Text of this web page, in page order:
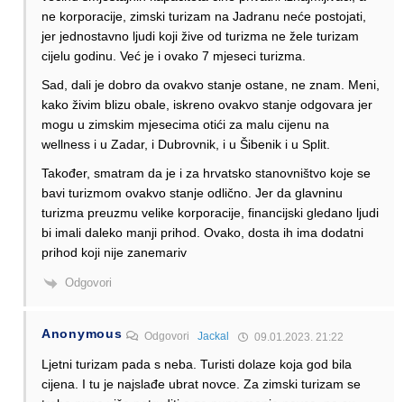
ne korporacije, zimski turizam na Jadranu neće postojati,
jer jednostavno ljudi koji žive od turizma ne žele turizam
cijelu godinu. Već je i ovako 7 mjeseci turizma.
Sad, dali je dobro da ovakvo stanje ostane, ne znam. Meni,
kako živim blizu obale, iskreno ovakvo stanje odgovara jer
mogu u zimskim mjesecima otići za malu cijenu na
wellness i u Zadar, i Dubrovnik, i u Šibenik i u Split.
Također, smatram da je i za hrvatsko stanovništvo koje se
bavi turizmom ovakvo stanje odlično. Jer da glavninu
turizma preuzmu velike korporacije, financijski gledano ljudi
bi imali daleko manji prihod. Ovako, dosta ih ima dodatni
prihod koji nije zanemariv
Odgovori
Anonymous OdgovoriJackal 09.01.2023. 21:22
Ljetni turizam pada s neba. Turisti dolaze koja god bila
cijena. I tu je najslađe ubrat novce. Za zimski turizam se